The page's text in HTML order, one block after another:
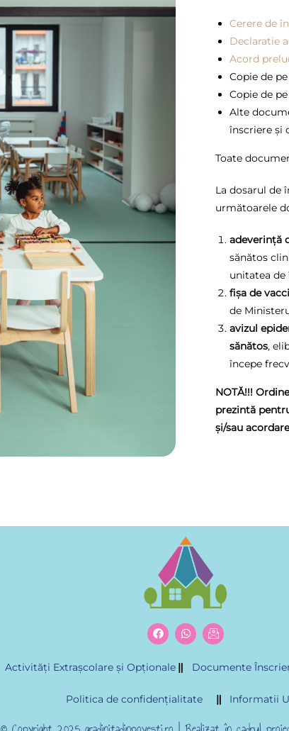
Cerere de
Declaratie
Acord
Copie de
Copie de
Alte
înscriere și
Toate
La dosarul de
următoarele
adeverință
sănătos
unitatea
fișa de
de
avizul
sănătos,
începe
NOTĂ!!!
prezintă
și/sau
Activități Extrașcolare și Opționale Documente
Politica de confidențialitate Informatii